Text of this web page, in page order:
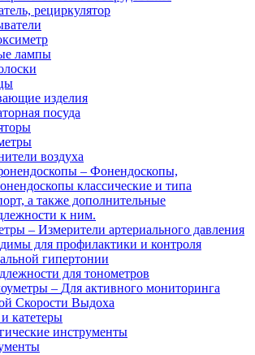
рециркулятор
лампы
изделия
посуда
воздуха
– Фонендоскопы,
классические и типа
а также дополнительные
к ним.
– Измерители артериального давления
для профилактики и контроля
гипертонии
для тонометров
– Для активного мониторинга
Скорости Выдоха
катетеры
инструменты